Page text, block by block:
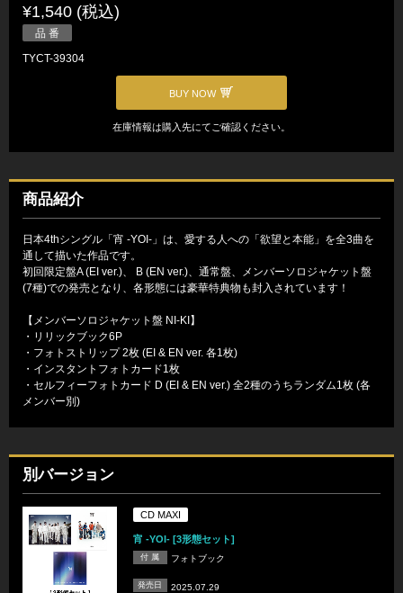
¥1,540 (税込)
品 番
TYCT-39304
BUY NOW
在庫情報は購入先にてご確認ください。
商品紹介
日本4thシングル「宵 -YOI-」は、愛する人への「欲望と本能」を全3曲を
通して描いた作品です。
初回限定盤A (EI ver.)、 B (EN ver.)、通常盤、メンバーソロジャケット盤
(7種)での発売となり、各形態には豪華特典物も封入されています！
【メンバーソロジャケット盤 NI-KI】
・リリックブック6P
・フォトストリップ 2枚 (EI & EN ver. 各1枚)
・インスタントフォトカード1枚
・セルフィーフォトカード D (EI & EN ver.) 全2種のうちランダム1枚 (各
メンバー別)
別バージョン
CD MAXI
宵 -YOI- [3形態セット]
付 属 フォトブック
発売日 2025.07.29